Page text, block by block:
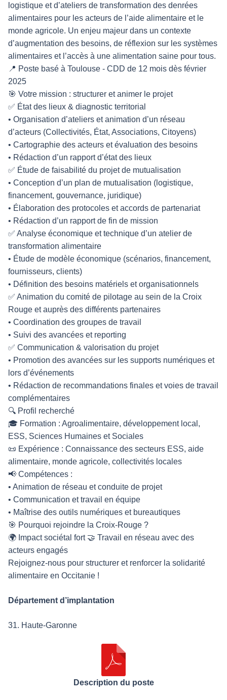
logistique et d’ateliers de transformation des denrées
alimentaires pour les acteurs de l’aide alimentaire et le
monde agricole. Un enjeu majeur dans un contexte
d’augmentation des besoins, de réflexion sur les systèmes
alimentaires et l’accès à une alimentation saine pour tous.
📍 Poste basé à Toulouse - CDD de 12 mois dès février
2025
🎯 Votre mission : structurer et animer le projet
✅ État des lieux & diagnostic territorial
• Organisation d’ateliers et animation d’un réseau
d’acteurs (Collectivités, État, Associations, Citoyens)
• Cartographie des acteurs et évaluation des besoins
• Rédaction d’un rapport d’état des lieux
✅ Étude de faisabilité du projet de mutualisation
• Conception d’un plan de mutualisation (logistique,
financement, gouvernance, juridique)
• Élaboration des protocoles et accords de partenariat
• Rédaction d’un rapport de fin de mission
✅ Analyse économique et technique d’un atelier de
transformation alimentaire
• Étude de modèle économique (scénarios, financement,
fournisseurs, clients)
• Définition des besoins matériels et organisationnels
✅ Animation du comité de pilotage au sein de la Croix
Rouge et auprès des différents partenaires
• Coordination des groupes de travail
• Suivi des avancées et reporting
✅ Communication & valorisation du projet
• Promotion des avancées sur les supports numériques et
lors d’événements
• Rédaction de recommandations finales et voies de travail
complémentaires
🔍 Profil recherché
🎓 Formation : Agroalimentaire, développement local,
ESS, Sciences Humaines et Sociales
📜 Expérience : Connaissance des secteurs ESS, aide
alimentaire, monde agricole, collectivités locales
📢 Compétences :
• Animation de réseau et conduite de projet
• Communication et travail en équipe
• Maîtrise des outils numériques et bureautiques
🎯 Pourquoi rejoindre la Croix-Rouge ?
🌍 Impact sociétal fort 🤝 Travail en réseau avec des
acteurs engagés
Rejoignez-nous pour structurer et renforcer la solidarité
alimentaire en Occitanie !
Département d’implantation
31. Haute-Garonne
Description du poste